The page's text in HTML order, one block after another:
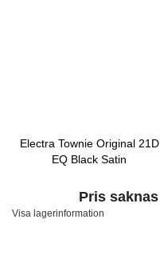
Electra Townie Original 21D
EQ Black Satin
Pris saknas
Visa lagerinformation